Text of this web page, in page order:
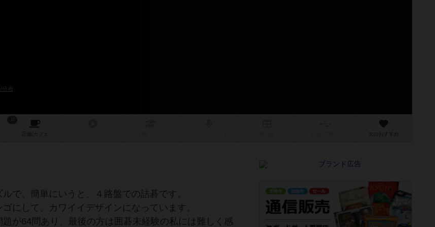
布
店舗/ カフェ 次のおすすめ
で、簡単にいうと、４路盤での詰碁です。
にして、カワイイデザインになっています。
が64問あり、最後の方は囲碁未経験の私には難しく感